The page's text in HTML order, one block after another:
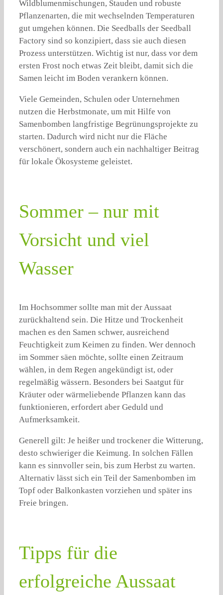
Wildblumenmischungen, Stauden und robuste
Pflanzenarten, die mit wechselnden Temperaturen
gut umgehen können. Die Seedballs der Seedball
Factory sind so konzipiert, dass sie auch diesen
Prozess unterstützen. Wichtig ist nur, dass vor dem
ersten Frost noch etwas Zeit bleibt, damit sich die
Samen leicht im Boden verankern können.
Viele Gemeinden, Schulen oder Unternehmen
nutzen die Herbstmonate, um mit Hilfe von
Samenbomben langfristige Begrünungsprojekte zu
starten. Dadurch wird nicht nur die Fläche
verschönert, sondern auch ein nachhaltiger Beitrag
für lokale Ökosysteme geleistet.
Sommer – nur mit
Vorsicht und viel
Wasser
Im Hochsommer sollte man mit der Aussaat
zurückhaltend sein. Die Hitze und Trockenheit
machen es den Samen schwer, ausreichend
Feuchtigkeit zum Keimen zu finden. Wer dennoch
im Sommer säen möchte, sollte einen Zeitraum
wählen, in dem Regen angekündigt ist, oder
regelmäßig wässern. Besonders bei Saatgut für
Kräuter oder wärmeliebende Pflanzen kann das
funktionieren, erfordert aber Geduld und
Aufmerksamkeit.
Generell gilt: Je heißer und trockener die Witterung,
desto schwieriger die Keimung. In solchen Fällen
kann es sinnvoller sein, bis zum Herbst zu warten.
Alternativ lässt sich ein Teil der Samenbomben im
Topf oder Balkonkasten vorziehen und später ins
Freie bringen.
Tipps für die
erfolgreiche Aussaat